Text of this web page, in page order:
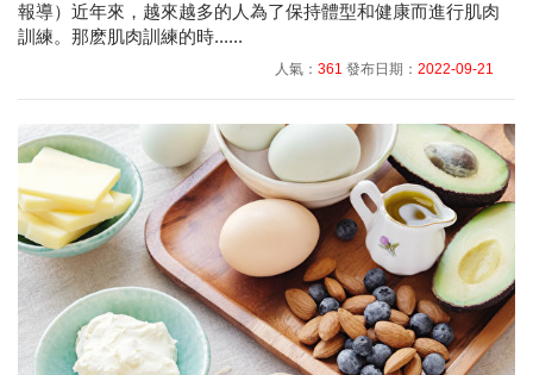
報導）近年來，越來越多的人為了保持體型和健康而進行肌肉
訓練。那麽肌肉訓練的時......
人氣： 361 發布日期： 2022-09-21